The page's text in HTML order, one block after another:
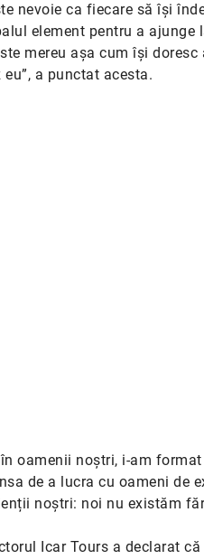
nevoie ca fiecare să își
element pentru a ajunge
mereu așa cum își
a punctat acesta.
oamenii noștri, i-am
de a lucra cu oameni de
noștri: noi nu existăm
Icar Tours a declarat